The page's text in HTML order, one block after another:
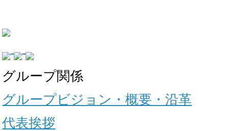
グループ関係
グループビジョン・概要・沿革
代表挨拶